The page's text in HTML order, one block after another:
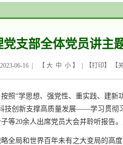
支部全体党员讲主
06-16 | 【 大 中 小】 | 【打印】 【
“学思想、强党性、重实践、建新
技创新支撑高质量发展——学习贯
等20余人出席党员大会并聆听报告
局和世界百年未有之大变局的高